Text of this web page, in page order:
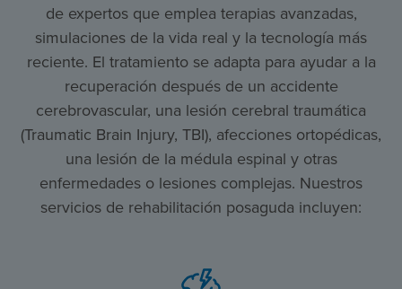
de expertos que emplea terapias avanzadas,
simulaciones de la vida real y la tecnología más
reciente. El tratamiento se adapta para ayudar a la
recuperación después de un accidente
cerebrovascular, una lesión cerebral traumática
(Traumatic Brain Injury, TBI), afecciones ortopédicas,
una lesión de la médula espinal y otras
enfermedades o lesiones complejas. Nuestros
servicios de rehabilitación posaguda incluyen: